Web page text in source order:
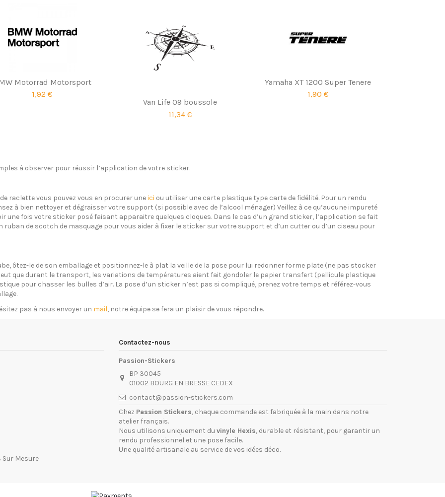
Motorrad Motorsport
1,92 €
Van Life 09 boussole
11,34 €
Yamaha XT 1200 Super Tenere
1,90 €
à observer pour réussir l’application de votre sticker.
raclette vous pouvez vous en procurer uneici ou utiliser une carte plastique type carte de fidélité. Pour un rendu
à bien nettoyer et dégraisser votre support (si possible avec de l’alcool ménager) Veillez à ce qu’aucune impureté
une fois votre sticker posé faisant apparaitre quelques cloques. Dans le cas d’un grand sticker, l’application se fait
de scotch de masquage pour vous aider à fixer le sticker sur votre support et d’un cutter ou d’un ciseau pour
ôtez-le de son emballage et positionnez-le à plat la veille de la pose pour lui redonner forme plate (ne pas stocker
que durant le transport, les variations de températures aient fait gondoler le papier transfert (pellicule plastique
pour chasser les bulles d’air. La pose d’un sticker n’est pas si compliqué, prenez votre temps et référez-vous
pas à nous envoyer un mail, notre équipe se fera un plaisir de vous répondre.
Mesure
Contactez-nous
Passion-Stickers
BP 30045
01002 BOURG EN BRESSE CEDEX
contact@passion-stickers.com
Chez Passion Stickers, chaque commande est fabriquée à la main dans notre
atelier français.
Nous utilisons uniquement du vinyle Hexis, durable et résistant, pour garantir un
rendu professionnel et une pose facile.
Une qualité artisanale au service de vos idées déco.